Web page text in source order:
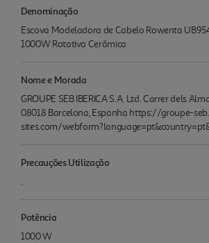
Denominação
Escova Modeladora de Cabelo Rowenta
1000W Rotativa Cerâmica
Nome e Morada
GROUPE SEB IBERICA S.A. Ltd. Carrer dels
08018 Barcelona, Espanha https://groupe-
sites.com/
Precauções Utilização
.
Potência
1000 W